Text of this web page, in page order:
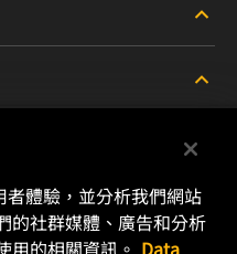
體驗，並分析我們網站
的社群媒體、廣告和分析
用的相關資訊。 Data